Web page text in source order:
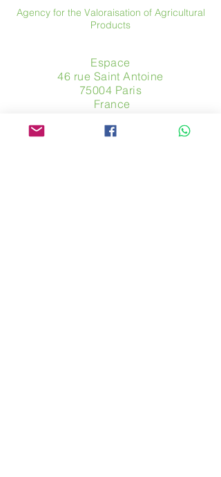
Agency for the Valoraisation of Agricultural
Products
Espace
46 rue Saint Antoine
75004 Paris
​ France
contact@avpa.fr